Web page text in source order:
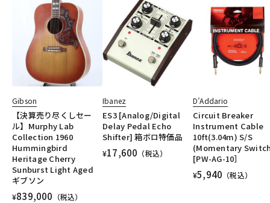
Gibson
【決算売り尽くしセー
ル】Murphy Lab
Collection 1960
Hummingbird
Heritage Cherry
Sunburst Light Aged
ギブソン
¥839,000 （税込）
Ibanez
ES3 [Analog/Digital
Delay Pedal Echo
Shifter] 箱ボロ特価品
¥17,600 （税込）
D’Addario
Circuit Breaker
Instrument Cable
10ft(3.04m) S/S
(Momentary
[PW-AG-10］
¥5,940 （税込）